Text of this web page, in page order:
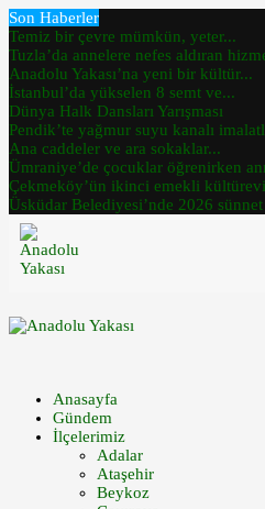
Son Haberler
Temiz bir çevre mümkün, yeter...
Tuzla’da annelere nefes aldıran
Anadolu Yakası’na yeni bir kültür...
İstanbul’da yükselen 8 semt ve...
Dünya Halk Dansları Yarışması
Pendik’te yağmur suyu kanalı
Ana caddeler ve ara sokaklar...
Ümraniye’de çocuklar öğrenirken
Çekmeköy’ün ikinci emekli kültürevi
Üsküdar Belediyesi’nde 2026
Anasayfa
Gündem
İlçelerimiz
Adalar
Ataşehir
Beykoz